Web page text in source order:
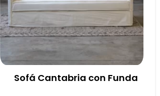
Sofá Cantabria con Funda